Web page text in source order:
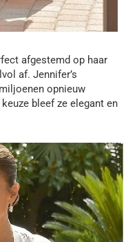
afgestemd op haar
af. Jennifer’s
opnieuw
bleef ze elegant en